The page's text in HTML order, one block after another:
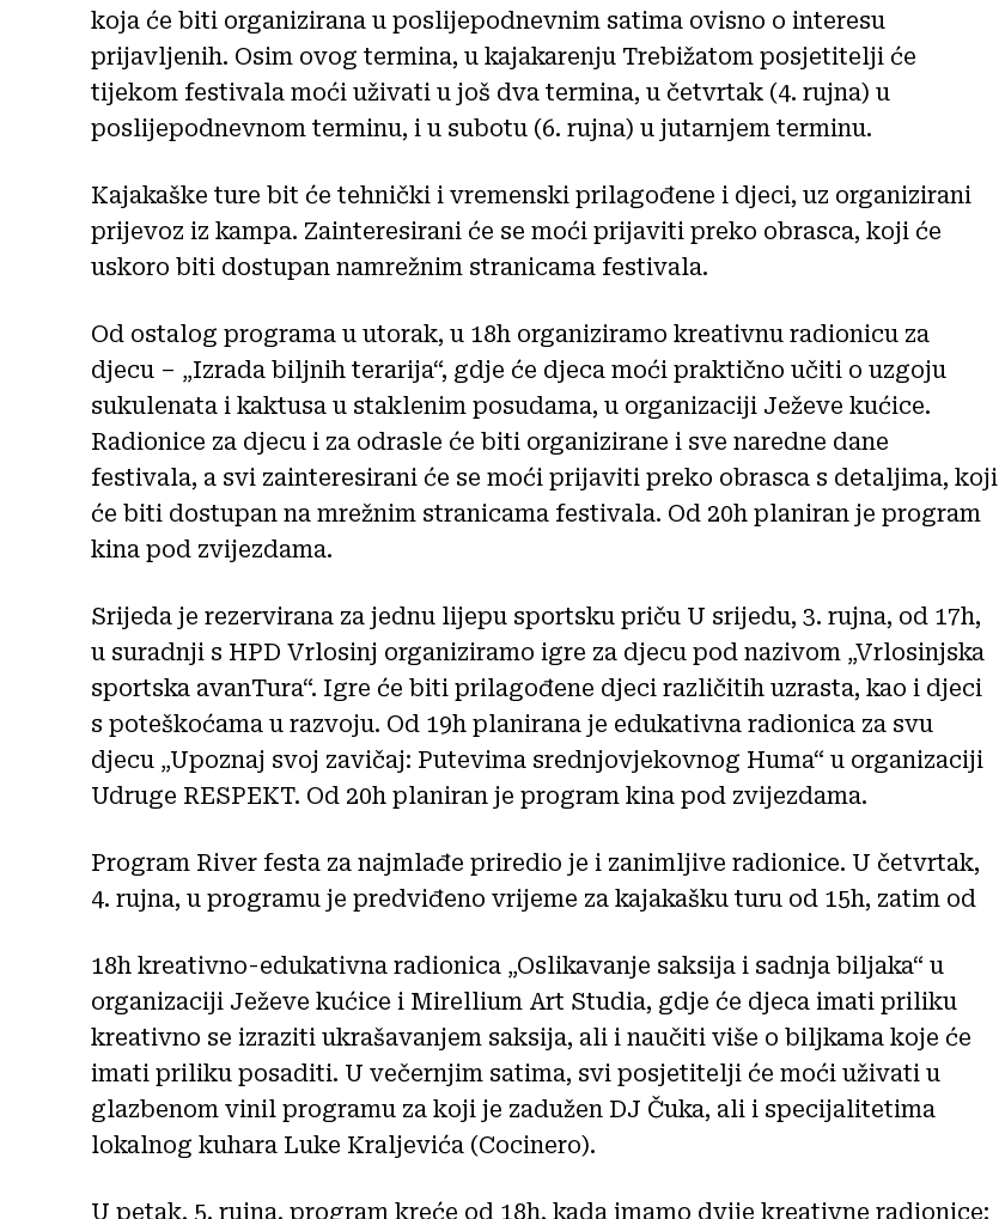
koja će biti organizirana u poslijepodnevnim satima ovisno o interesu
prijavljenih. Osim ovog termina, u kajakarenju Trebižatom posjetitelji će
tijekom festivala moći uživati u još dva termina, u četvrtak (4. rujna) u
poslijepodnevnom terminu, i u subotu (6. rujna) u jutarnjem terminu.
Kajakaške ture bit će tehnički i vremenski prilagođene i djeci, uz organizirani
prijevoz iz kampa. Zainteresirani će se moći prijaviti preko obrasca, koji će
uskoro biti dostupan namrežnim stranicama festivala.
Od ostalog programa u utorak, u 18h organiziramo kreativnu radionicu za
djecu – „Izrada biljnih terarija“, gdje će djeca moći praktično učiti o uzgoju
sukulenata i kaktusa u staklenim posudama, u organizaciji Ježeve kućice.
Radionice za djecu i za odrasle će biti organizirane i sve naredne dane
festivala, a svi zainteresirani će se moći prijaviti preko obrasca s detaljima, koji
će biti dostupan na mrežnim stranicama festivala. Od 20h planiran je program
kina pod zvijezdama.
Srijeda je rezervirana za jednu lijepu sportsku priču U srijedu, 3. rujna, od 17h,
u suradnji s HPD Vrlosinj organiziramo igre za djecu pod nazivom „Vrlosinjska
sportska avanTura“. Igre će biti prilagođene djeci različitih uzrasta, kao i djeci
s poteškoćama u razvoju. Od 19h planirana je edukativna radionica za svu
djecu „Upoznaj svoj zavičaj: Putevima srednjovjekovnog Huma“ u organizaciji
Udruge RESPEKT. Od 20h planiran je program kina pod zvijezdama.
Program River festa za najmlađe priredio je i zanimljive radionice. U četvrtak,
4. rujna, u programu je predviđeno vrijeme za kajakašku turu od 15h, zatim od
18h kreativno-edukativna radionica „Oslikavanje saksija i sadnja biljaka“ u
organizaciji Ježeve kućice i Mirellium Art Studia, gdje će djeca imati priliku
kreativno se izraziti ukrašavanjem saksija, ali i naučiti više o biljkama koje će
imati priliku posaditi. U večernjim satima, svi posjetitelji će moći uživati u
glazbenom vinil programu za koji je zadužen DJ Čuka, ali i specijalitetima
lokalnog kuhara Luke Kraljevića (Cocinero).
U petak, 5. rujna, program kreće od 18h, kada imamo dvije kreativne radionice: